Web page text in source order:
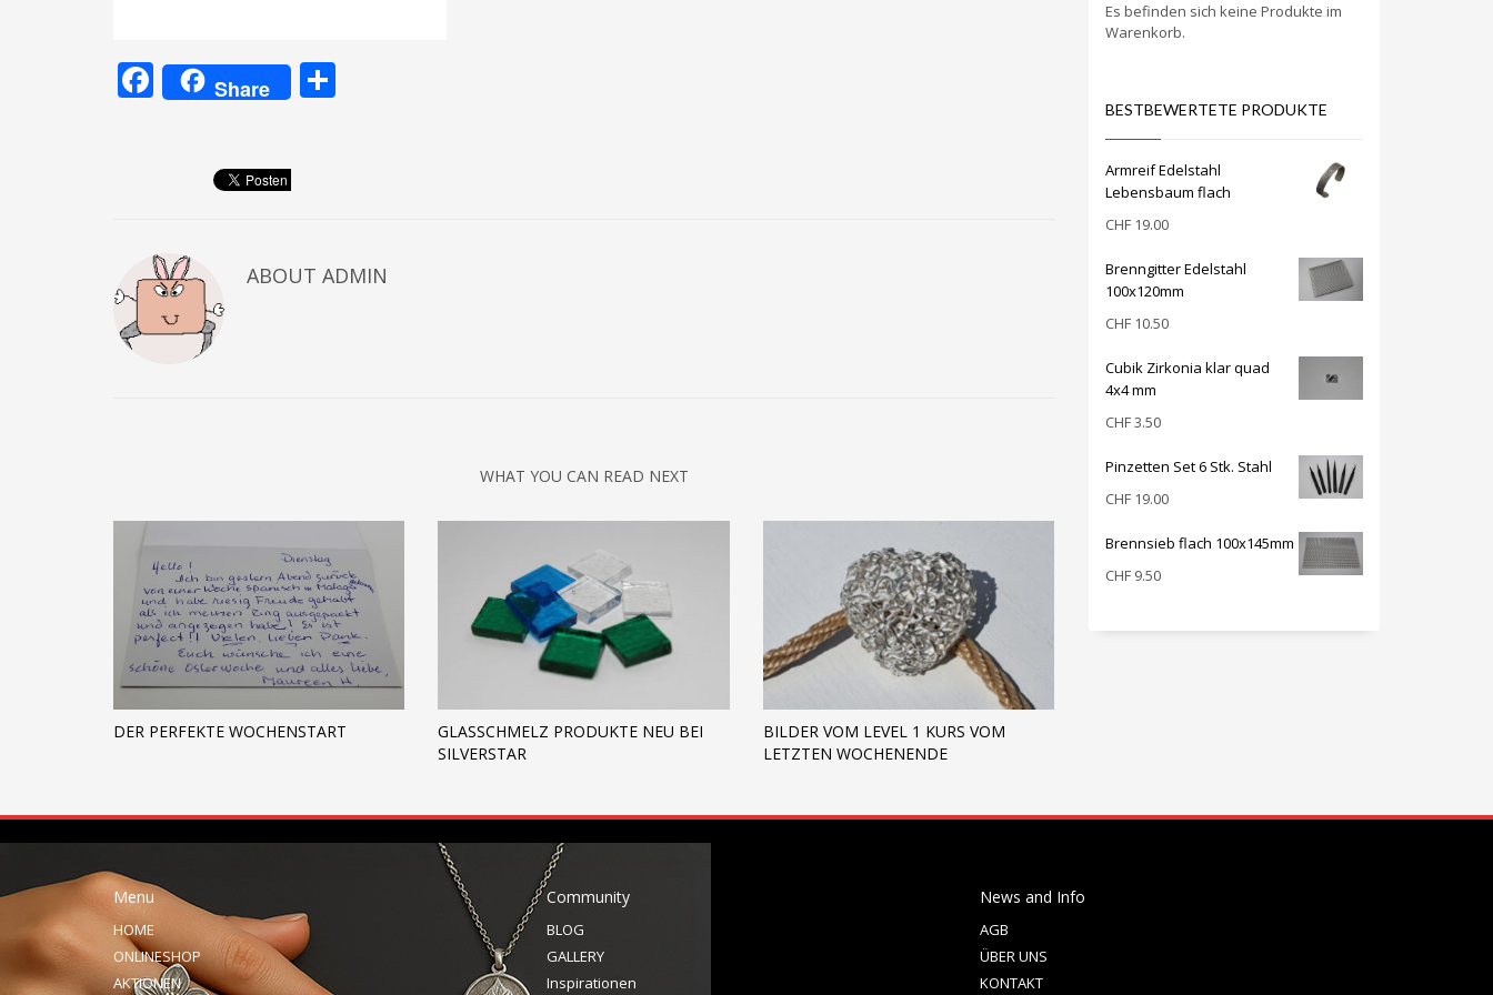
Facebook
Share
ABOUT ADMIN
WHAT YOU CAN READ NEXT
DER PERFEKTE WOCHENSTART
GLASSCHMELZ PRODUKTE NEU BEI
SILVERSTAR
BILDER VOM LEVEL 1 KURS VOM
LETZTEN WOCHENENDE
Es befinden sich keine Produkte im
Warenkorb.
BESTBEWERTETE PRODUKTE
Armreif Edelstahl
Lebensbaum flach
CHF19.00
Brenngitter Edelstahl
100x120mm
CHF10.50
Cubik Zirkonia klar quad
4x4 mm
CHF3.50
Pinzetten Set 6 Stk. Stahl
CHF19.00
Brennsieb flach 100x145mm
CHF9.50
Menu
HOME
ONLINESHOP
AKTIONEN
Community
BLOG
GALLERY
Inspirationen
News and Info
AGB
ÜBER UNS
KONTAKT